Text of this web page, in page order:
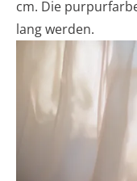
cm. Die
lang werden.